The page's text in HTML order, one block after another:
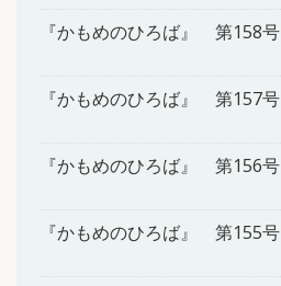
『かもめのひろば』 第158号
『かもめのひろば』 第157号
『かもめのひろば』 第156号
『かもめのひろば』 第155号